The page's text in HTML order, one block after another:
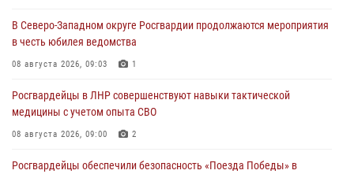
В Северо-Западном округе Росгвардии продолжаются мероприятия
в честь юбилея ведомства
08 августа 2026, 09:03 1
Росгвардейцы в ЛНР совершенствуют навыки тактической
медицины с учетом опыта СВО
08 августа 2026, 09:00 2
Росгвардейцы обеспечили безопасность «Поезда Победы» в